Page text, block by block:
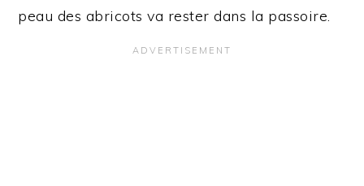
peau des abricots va rester dans la passoire.